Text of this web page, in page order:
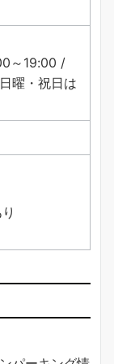
～19:00 /
曜・祝日は